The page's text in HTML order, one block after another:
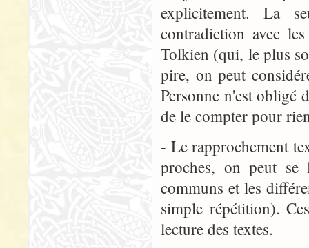
explicitement. La
contradiction avec
Tolkien (qui, le plus
pire, on peut
Personne n'est obligé
de le compter pour
- Le rapprochement
proches, on peut se
communs et les
simple répétition).
lecture des textes.